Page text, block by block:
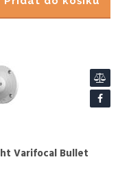
Varifocal Bullet